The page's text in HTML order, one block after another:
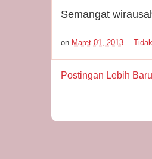
Semangat
on Maret 01, 2013
Postingan Lebih Baru